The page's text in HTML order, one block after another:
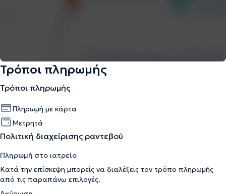
Τρόποι πληρωμής
Τρόποι πληρωμής
Πληρωμή με κάρτα
Μετρητά
Πολιτική διαχείρισης ραντεβού
Πληρωμή στο ιατρείο
Κατά την επίσκεψη μπορείς να διαλέξεις τον τρόπο πληρωμής
από τις παραπάνω επιλογές.